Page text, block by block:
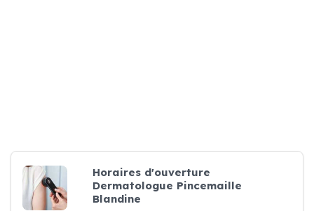
Horaires d'ouverture
Dermatologue Pincemaille
Blandine